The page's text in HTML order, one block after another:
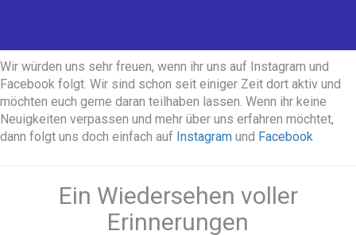
Wir würden uns sehr freuen, wenn ihr uns auf Instagram und
Facebook folgt. Wir sind schon seit einiger Zeit dort aktiv und
möchten euch gerne daran teilhaben lassen. Wenn ihr keine
Neuigkeiten verpassen und mehr über uns erfahren möchtet,
dann folgt uns doch einfach auf Instagram und Facebook
Ein Wiedersehen voller
Erinnerungen